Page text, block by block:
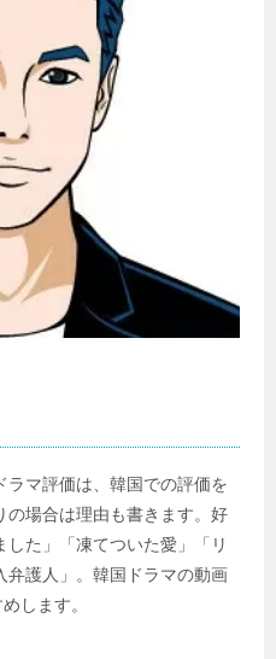
マ評価は、韓国での評価を
の場合は理由も書きます。好
た」「凍てついた愛」「リ
弁護人」。韓国ドラマの動画
します。